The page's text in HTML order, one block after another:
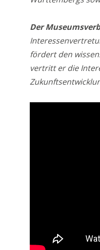
Der
fördert den
vertritt er die